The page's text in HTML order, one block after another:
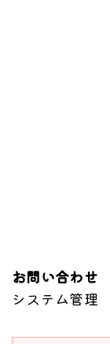
お問い合わせ
システム管理